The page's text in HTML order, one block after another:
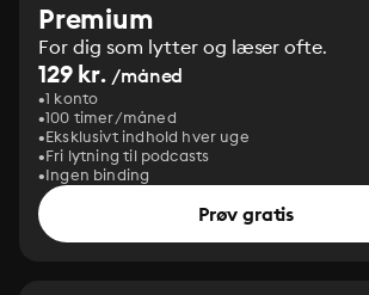
Premium
For dig som lytter og læser ofte.
129 kr. /måned
1 konto
100 timer/måned
Eksklusivt indhold hver uge
Fri lytning til podcasts
Ingen binding
Prøv gratis